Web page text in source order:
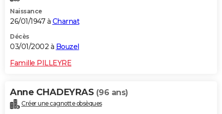
Naissance
26/01/1947 à Charnat
Décès
03/01/2002 à Bouzel
Famille PILLEYRE
Anne CHADEYRAS (96 ans)
Créer une cagnotte obsèques